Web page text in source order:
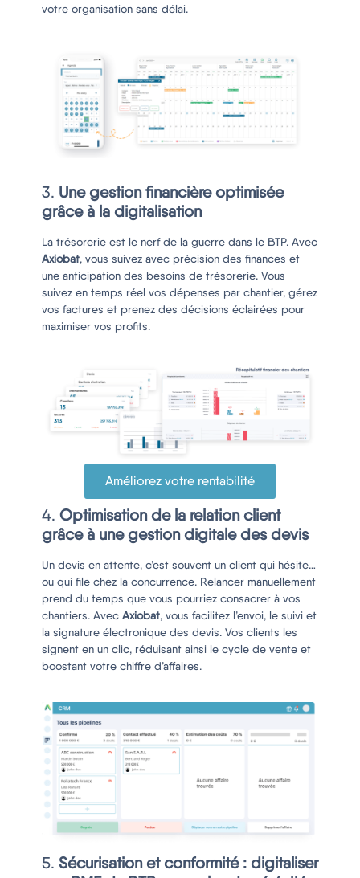
votre organisation sans délai.
3. Une gestion financière optimisée
grâce à la digitalisation
La trésorerie est le nerf de la guerre dans le BTP. Avec
Axiobat, vous suivez avec précision des finances et
une anticipation des besoins de trésorerie. Vous
suivez en temps réel vos dépenses par chantier, gérez
vos factures et prenez des décisions éclairées pour
maximiser vos profits.
Améliorez votre rentabilité
4. Optimisation de la relation client
grâce à une gestion digitale des devis
Un devis en attente, c’est souvent un client qui hésite…
ou qui file chez la concurrence. Relancer manuellement
prend du temps que vous pourriez consacrer à vos
chantiers. Avec Axiobat, vous facilitez l’envoi, le suivi et
la signature électronique des devis. Vos clients les
signent en un clic, réduisant ainsi le cycle de vente et
boostant votre chiffre d’affaires.
5. Sécurisation et conformité : digitaliser